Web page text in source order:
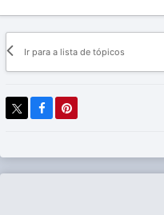
Ir para a lista de tópicos